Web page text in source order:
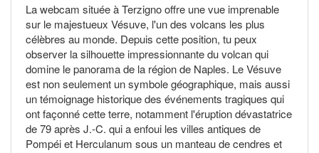
La webcam située à Terzigno offre une vue imprenable
sur le majestueux Vésuve, l'un des volcans les plus
célèbres au monde. Depuis cette position, tu peux
observer la silhouette impressionnante du volcan qui
domine le panorama de la région de Naples. Le Vésuve
est non seulement un symbole géographique, mais aussi
un témoignage historique des événements tragiques qui
ont façonné cette terre, notamment l'éruption dévastatrice
de 79 après J.-C. qui a enfoui les villes antiques de
Pompéi et Herculanum sous un manteau de cendres et